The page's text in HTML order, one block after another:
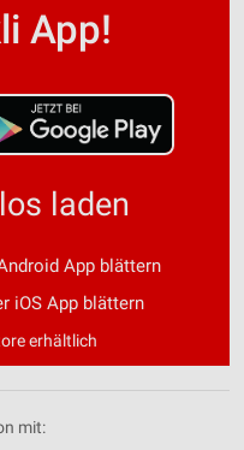
App!
laden
App blättern
iOS App blättern
erhältlich
mit: